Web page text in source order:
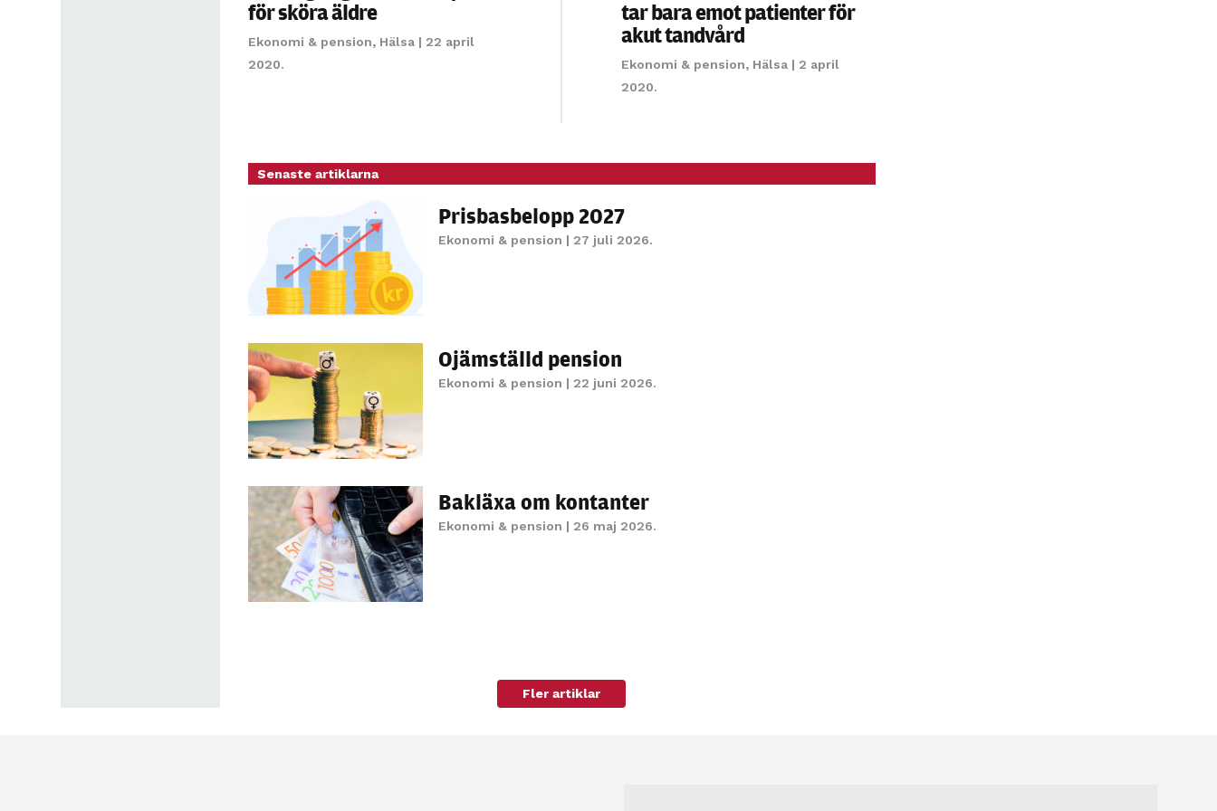
för sköra äldre
Ekonomi & pension, Hälsa| 22 april
2020.
tar bara emot patienter för
akut tandvård
Ekonomi & pension, Hälsa| 2 april
2020.
Senaste artiklarna
Prisbasbelopp 2027
Ekonomi & pension | 27 juli 2026.
Ojämställd pension
Ekonomi & pension | 22 juni 2026.
Bakläxa om kontanter
Ekonomi & pension | 26 maj 2026.
Fler artiklar
personligt
anpassat innehåll
och erbjudanden.